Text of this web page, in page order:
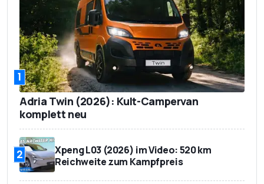
1
Adria Twin (2026): Kult-Campervan
komplett neu
2
Xpeng L03 (2026) im Video: 520 km
Reichweite zum Kampfpreis